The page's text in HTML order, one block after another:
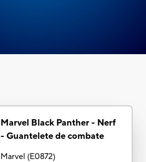
Marvel Black Panther - Nerf
- Guantelete de combate
Marvel (E0872)